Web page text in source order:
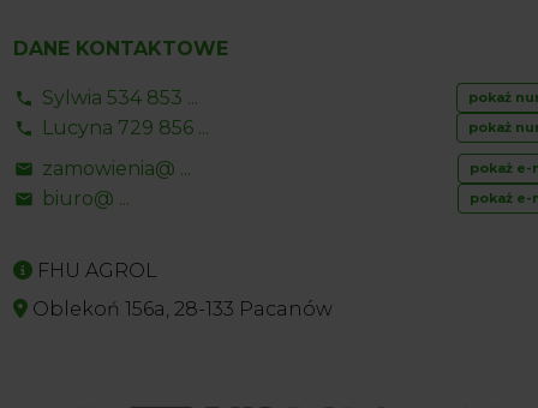
DANE KONTAKTOWE
Sylwia 534 853 ... pokaż
Lucyna 729 856 ... pokaż
zamowienia@ ... pokaż e-
biuro@ ... pokaż e-
FHU AGROL
Oblekoń 156a, 28-133 Pacanów